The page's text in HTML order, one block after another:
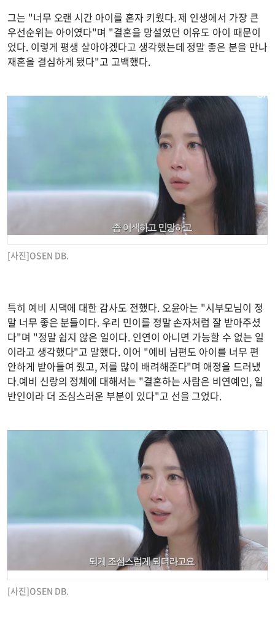
그는 "너무 오랜 시간 아이를 혼자 키웠다. 제 인생에서 가장 큰
우선순위는 아이였다"며 "결혼을 망설였던 이유도 아이 때문이
었다. 이렇게 평생 살아야겠다고 생각했는데 정말 좋은 분을 만나
재혼을 결심하게 됐다"고 고백했다.
[사진]OSEN DB.
특히 예비 시댁에 대한 감사도 전했다. 오윤아는 "시부모님이 정
말 너무 좋은 분들이다. 우리 민이를 정말 손자처럼 잘 받아주셨
다"며 "정말 쉽지 않은 일이다. 인연이 아니면 가능할 수 없는 일
이라고 생각했다"고 말했다. 이어 "예비 남편도 아이를 너무 편
안하게 받아들여 줬고, 저를 많이 배려해준다"며 애정을 드러냈
다.예비 신랑의 정체에 대해서는 "결혼하는 사람은 비연예인, 일
반인이라 더 조심스러운 부분이 있다"고 선을 그었다.
[사진]OSEN DB.